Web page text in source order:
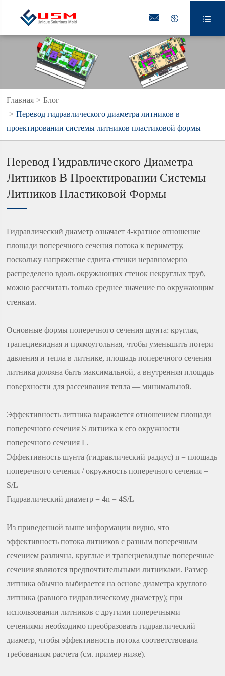
  
Главная
Блог
Перевод гидравлического диаметра литников в
проектировании системы литников пластиковой формы
Перевод Гидравлического Диаметра
Литников В Проектировании Системы
Литников Пластиковой Формы
Гидравлический диаметр означает 4-кратное отношение
площади поперечного сечения потока к периметру,
поскольку напряжение сдвига стенки неравномерно
распределено вдоль окружающих стенок некруглых труб,
можно рассчитать только среднее значение по окружающим
стенкам.
Основные формы поперечного сечения шунта: круглая,
трапециевидная и прямоугольная, чтобы уменьшить потери
давления и тепла в литнике, площадь поперечного сечения
литника должна быть максимальной, а внутренняя площадь
поверхности для рассеивания тепла — минимальной.
Эффективность литника выражается отношением площади
поперечного сечения S литника к его окружности
поперечного сечения L.
Эффективность шунта (гидравлический радиус) n = площадь
поперечного сечения / окружность поперечного сечения =
S/L
Гидравлический диаметр = 4n = 4S/L
Из приведенной выше информации видно, что
эффективность потока литников с разным поперечным
сечением различна, круглые и трапециевидные поперечные
сечения являются предпочтительными литниками. Размер
литника обычно выбирается на основе диаметра круглого
литника (равного гидравлическому диаметру); при
использовании литников с другими поперечными
сечениями необходимо преобразовать гидравлический
диаметр, чтобы эффективность потока соответствовала
требованиям расчета (см. пример ниже).